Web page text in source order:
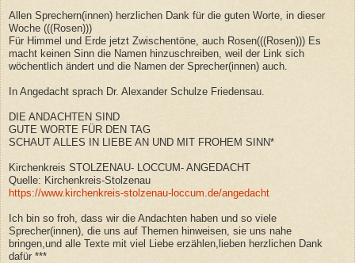
Allen Sprechern(innen) herzlichen Dank für die guten Worte, in dieser
Woche (((Rosen)))
Für Himmel und Erde jetzt Zwischentöne, auch Rosen(((Rosen))) Es
macht keinen Sinn die Namen hinzuschreiben, weil der Link sich
wöchentlich ändert und die Namen der Sprecher(innen) auch.
In Angedacht sprach Dr. Alexander Schulze Friedensau.
DIE ANDACHTEN SIND
GUTE WORTE FÜR DEN TAG
SCHAUT ALLES IN LIEBE AN UND MIT FROHEM SINN*
Kirchenkreis STOLZENAU- LOCCUM- ANGEDACHT
Quelle: Kirchenkreis-Stolzenau
https://www.kirchenkreis-stolzenau-loccum.de/angedacht
Ich bin so froh, dass wir die Andachten haben und so viele
Sprecher(innen), die uns auf Themen hinweisen, sie uns nahe
bringen,und alle Texte mit viel Liebe erzählen,lieben herzlichen Dank
dafür ***